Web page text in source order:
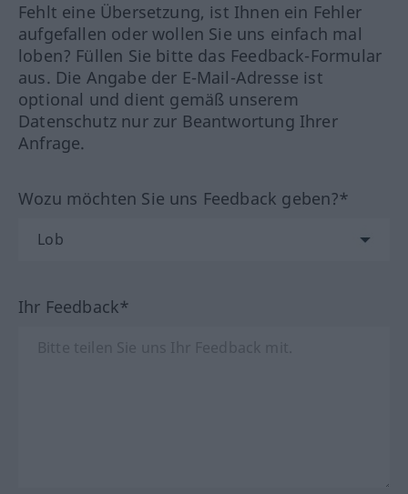
Fehlt eine Übersetzung, ist Ihnen ein Fehler
aufgefallen oder wollen Sie uns einfach mal
loben? Füllen Sie bitte das Feedback-Formular
aus. Die Angabe der E-Mail-Adresse ist
optional und dient gemäß unserem
Datenschutz nur zur Beantwortung Ihrer
Anfrage.
Wozu möchten Sie uns Feedback geben?*
Ihr Feedback*